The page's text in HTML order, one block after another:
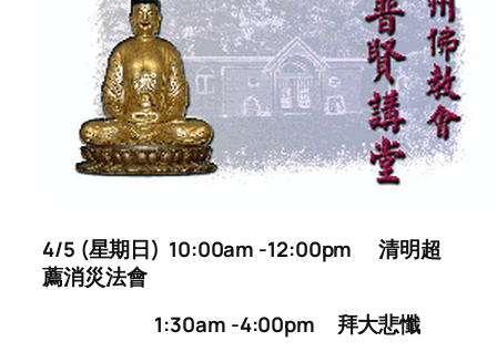
4/5 (星期日) 10:00am -12:00pm 清明超
薦消災法會
1:30am -4:00pm
拜大悲懺